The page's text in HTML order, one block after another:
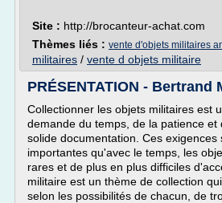
Site : http://brocanteur-achat.com
Thèmes liés : vente d'objets militaires
militaires / vente d objets militaire
PRÉSENTATION - Bertrand
Collectionner les objets militaires est
demande du temps, de la patience et
solide documentation. Ces exigences
importantes qu'avec le temps, les
rares et de plus en plus difficiles
militaire est un thème de collection
selon les possibilités de chacun, de